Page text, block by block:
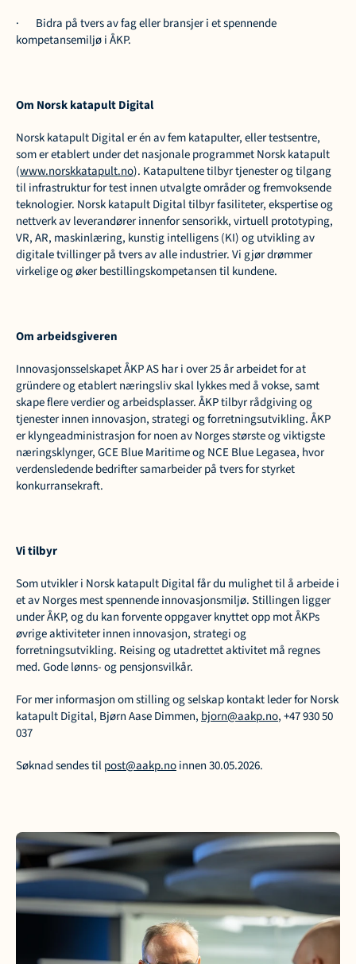
·       Bidra på tvers av fag eller bransjer i et spennende
kompetansemiljø i ÅKP.
Om Norsk katapult Digital
Norsk katapult Digital er én av fem katapulter, eller testsentre,
som er etablert under det nasjonale programmet Norsk katapult
(www.norskkatapult.no). Katapultene tilbyr tjenester og tilgang
til infrastruktur for test innen utvalgte områder og fremvoksende
teknologier. Norsk katapult Digital tilbyr fasiliteter, ekspertise og
nettverk av leverandører innenfor sensorikk, virtuell prototyping,
VR, AR, maskinlæring, kunstig intelligens (KI) og utvikling av
digitale tvillinger på tvers av alle industrier. Vi gjør drømmer
virkelige og øker bestillingskompetansen til kundene.
Om arbeidsgiveren
Innovasjonsselskapet ÅKP AS har i over 25 år arbeidet for at
gründere og etablert næringsliv skal lykkes med å vokse, samt
skape flere verdier og arbeidsplasser. ÅKP tilbyr rådgiving og
tjenester innen innovasjon, strategi og forretningsutvikling. ÅKP
er klyngeadministrasjon for noen av Norges største og viktigste
næringsklynger, GCE Blue Maritime og NCE Blue Legasea, hvor
verdensledende bedrifter samarbeider på tvers for styrket
konkurransekraft.
Vi tilbyr
Som utvikler i Norsk katapult Digital får du mulighet til å arbeide i
et av Norges mest spennende innovasjonsmiljø. Stillingen ligger
under ÅKP, og du kan forvente oppgaver knyttet opp mot ÅKPs
øvrige aktiviteter innen innovasjon, strategi og
forretningsutvikling. Reising og utadrettet aktivitet må regnes
med. Gode lønns- og pensjonsvilkår.
For mer informasjon om stilling og selskap kontakt leder for Norsk
katapult Digital, Bjørn Aase Dimmen, bjorn@aakp.no, +47 930 50
037
Søknad sendes til post@aakp.no innen 30.05.2026.